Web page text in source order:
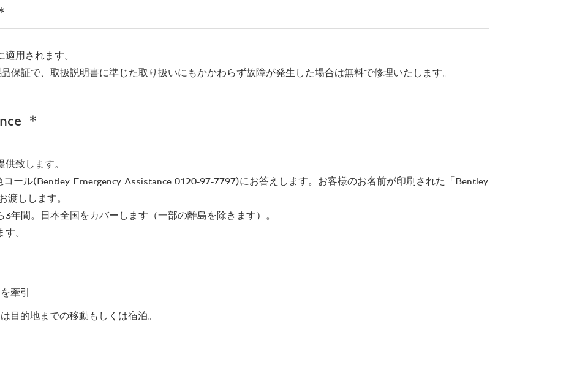
用されます。
保証で、取扱説明書に準じた取り扱いにもかかわらず故障が発生した場合は無料で修理いたします。
＊
致します。
ール(Bentley Emergency Assistance 0120-97-7797)にお答えします。お客様のお名前が印刷された「Bentley
渡しします。
年間。日本全国をカバーします（一部の離島を除きます）。
。
牽引
目的地までの移動もしくは宿泊。